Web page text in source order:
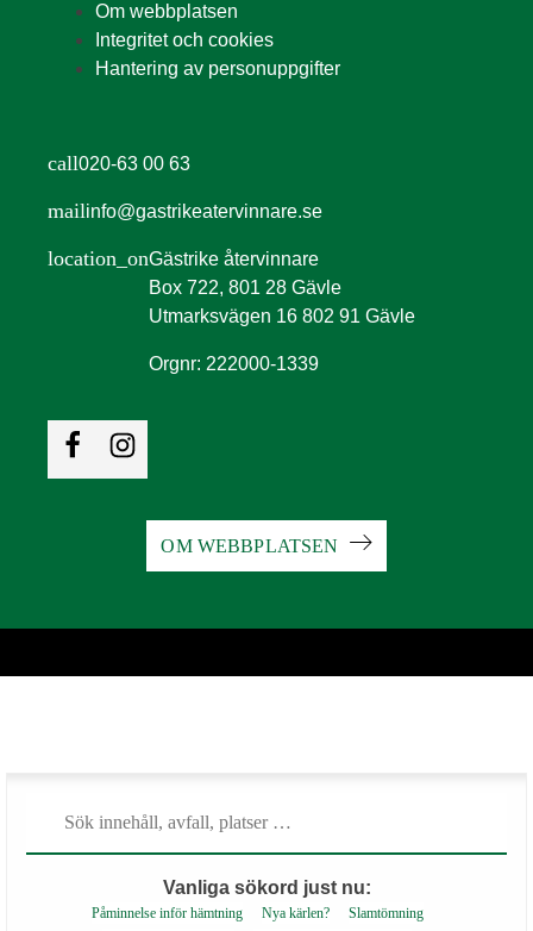
Om webbplatsen
Integritet och cookies
Hantering av personuppgifter
call020-63 00 63
mailinfo@gastrikeatervinnare.se
location_onGästrike återvinnare
Box 722, 801 28 Gävle
Utmarksvägen 16 802 91 Gävle
Orgnr: 222000-1339
OM WEBBPLATSEN
Vanliga sökord just nu:
Påminnelse inför hämtning Nya kärlen? Slamtömning